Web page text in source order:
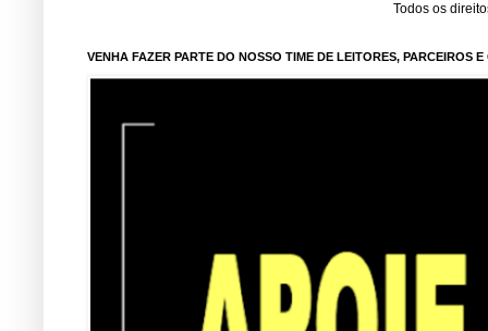
Todos os
VENHA FAZER PARTE DO NOSSO TIME DE LEITORES, PARCEIROS